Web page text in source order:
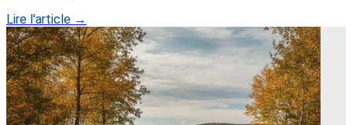
Lire l'article →